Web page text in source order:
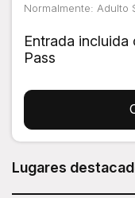
Normalmente: Adulto
Entrada
Pass
Lugares